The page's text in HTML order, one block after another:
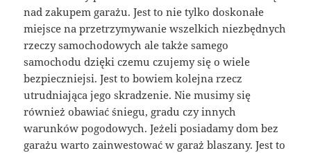
nad zakupem garażu. Jest to nie tylko doskonałe
miejsce na przetrzymywanie wszelkich niezbędnych
rzeczy samochodowych ale także samego
samochodu dzięki czemu czujemy się o wiele
bezpieczniejsi. Jest to bowiem kolejna rzecz
utrudniająca jego skradzenie. Nie musimy się
również obawiać śniegu, gradu czy innych
warunków pogodowych. Jeżeli posiadamy dom bez
garażu warto zainwestować w garaż blaszany. Jest to